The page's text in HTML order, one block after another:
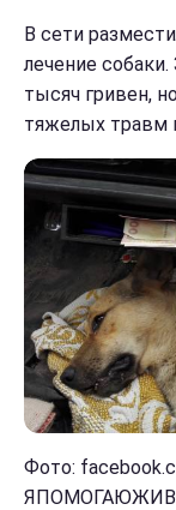
В сети
лечение
тысяч гривен,
тяжелых травм
Фото: